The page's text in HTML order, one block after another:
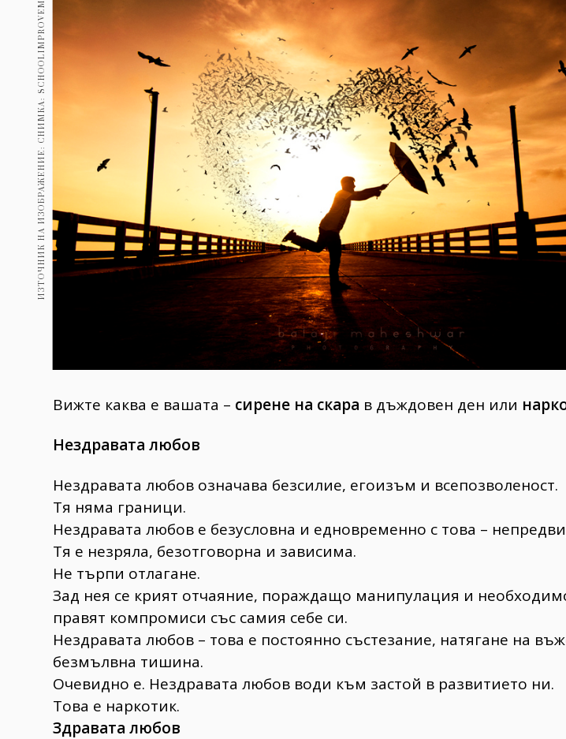
Пътувай
Здраве 389
Gentlemen
Wellness 1816
ПОСЛЕДВАЙТЕ
НИ
ИЗТОЧНИК НА ИЗОБРАЖЕНИЕ: СНИМКА: SCHOOLIMPROVEMENT.COM
Вижте каква е вашата – сирене на скара в дъждовен ден или
Нездравата любов
Нездравата любов означава безсилие, егоизъм и всепозволеност.
Тя няма граници.
Нездравата любов е безусловна и едновременно с това –
Тя е незряла, безотговорна и зависима.
Не търпи отлагане.
Зад нея се крият отчаяние, пораждащо манипулация и
правят компромиси със самия себе си.
Нездравата любов – това е постоянно състезание, натягане на
безмълвна тишина.
Очевидно е. Нездравата любов води към застой в развитието ни.
Това е наркотик.
Здравата любов